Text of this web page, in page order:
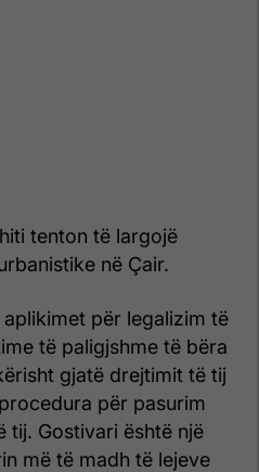
tenton të largojë
në Çair.
për legalizim të
të paligjshme të bëra
gjatë drejtimit të tij
për pasurim
tij. Gostivari është një
më të madh të lejeve